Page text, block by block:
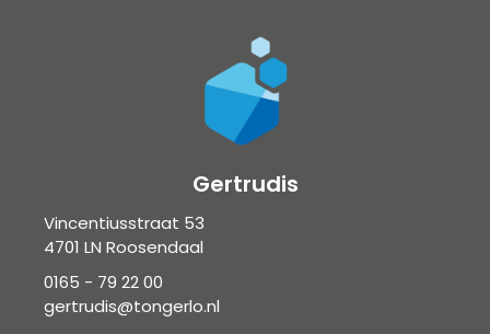
Gertrudis
Vincentiusstraat 53
4701 LN Roosendaal
0165 - 79 22 00
gertrudis@tongerlo.nl